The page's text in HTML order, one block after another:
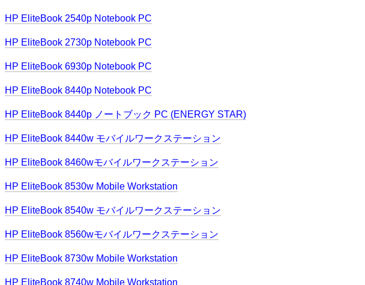
HP EliteBook 2540p Notebook PC
HP EliteBook 2730p Notebook PC
HP EliteBook 6930p Notebook PC
HP EliteBook 8440p Notebook PC
HP EliteBook 8440p ノートブック PC (ENERGY STAR)
HP EliteBook 8440w モバイルワークステーション
HP EliteBook 8460wモバイルワークステーション
HP EliteBook 8530w Mobile Workstation
HP EliteBook 8540w モバイルワークステーション
HP EliteBook 8560wモバイルワークステーション
HP EliteBook 8730w Mobile Workstation
HP EliteBook 8740w Mobile Workstation